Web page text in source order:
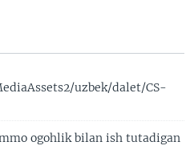
uzbek/dalet/CS-
ogohlik bilan ish tutadigan